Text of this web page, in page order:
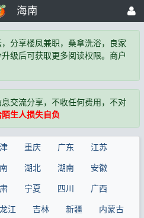
海南
分享楼凤兼职，桑拿洗浴，良家
级后可获取更多阅读权限。商户
交流分享，不收任何费用，不对
生人损失自负
重庆 广东
江苏
湖北 湖南
安徽
宁夏 四川
广西
江 吉林 新疆
内蒙古